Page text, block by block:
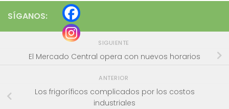
SÍGANOS:
SIGUIENTE
El Mercado Central opera con nuevos horarios
ANTERIOR
Los frigoríficos complicados por los costos
industriales